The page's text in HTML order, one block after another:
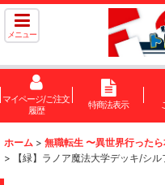
メニュー
マイページ/ご注文
履歴
特商法表示
ホーム > 無職転生 〜異世界行った
>
【緑】ラノア魔法大学デッキ/シ